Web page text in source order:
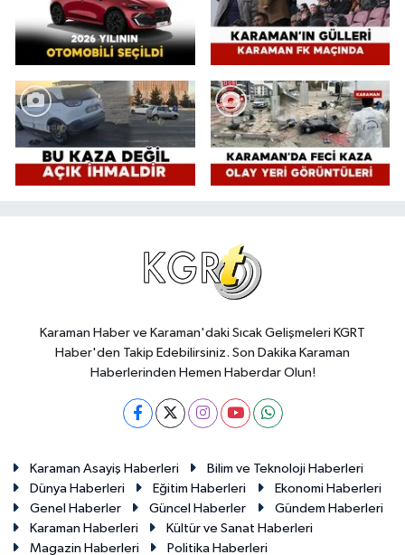
Karaman Haber ve Karaman'daki Sıcak Gelişmeleri KGRT
Haber'den Takip Edebilirsiniz. Son Dakika Karaman
Haberlerinden Hemen Haberdar Olun!
Karaman Asayiş Haberleri
Bilim ve Teknoloji Haberleri
Dünya Haberleri
Eğitim Haberleri
Ekonomi Haberleri
Genel Haberler
Güncel Haberler
Gündem Haberleri
Karaman Haberleri
Kültür ve Sanat Haberleri
Magazin Haberleri
Politika Haberleri